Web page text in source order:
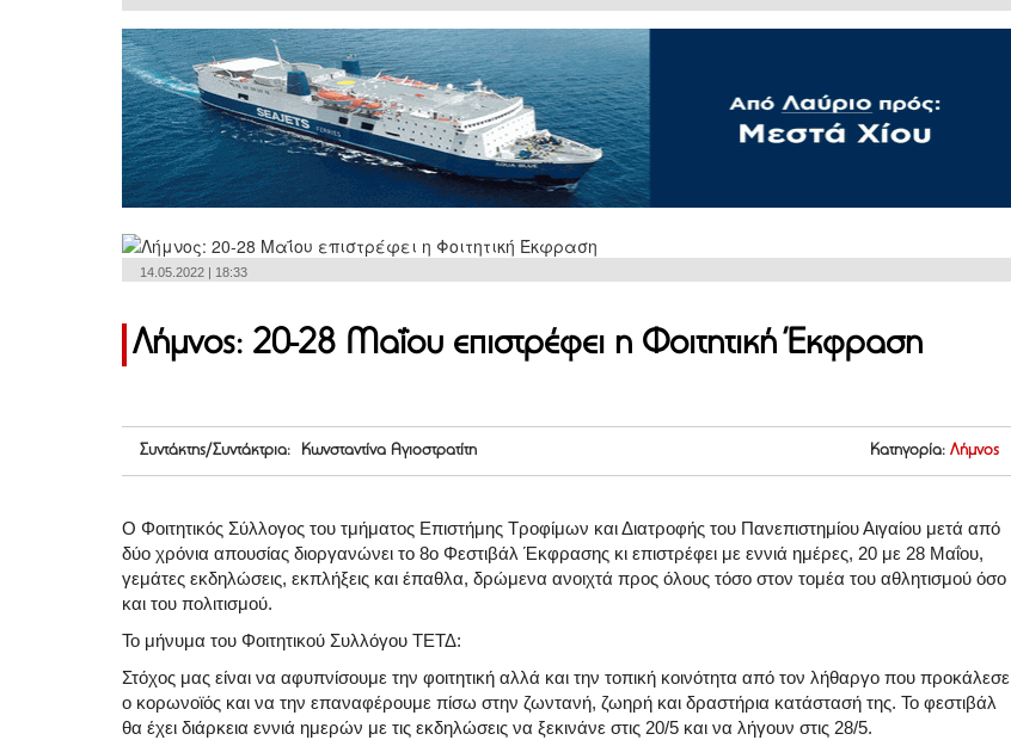
14.05.2022 | 18:33
Λήμνος: 20-28 Μαΐου επιστρέφει η Φοιτητική Έκφραση
Συντάκτης/Συντάκτρια: Κωνσταντίνα Αγιοστρατίτη Κατηγορία: Λήμνος
Ο Φοιτητικός Σύλλογος του τμήματος Επιστήμης Τροφίμων και Διατροφής του Πανεπιστημίου Αιγαίου μετά από
δύο χρόνια απουσίας διοργανώνει το 8ο Φεστιβάλ Έκφρασης κι επιστρέφει με εννιά ημέρες, 20 με 28 Μαΐου,
γεμάτες εκδηλώσεις, εκπλήξεις και έπαθλα, δρώμενα ανοιχτά προς όλους τόσο στον τομέα του αθλητισμού όσο
και του πολιτισμού.
Το μήνυμα του Φοιτητικού Συλλόγου ΤΕΤΔ:
Στόχος μας είναι να αφυπνίσουμε την φοιτητική αλλά και την τοπική κοινότητα από τον λήθαργο που προκάλεσε
ο κορωνοϊός και να την επαναφέρουμε πίσω στην ζωντανή, ζωηρή και δραστήρια κατάστασή της. Το φεστιβάλ
θα έχει διάρκεια εννιά ημερών με τις εκδηλώσεις να ξεκινάνε στις 20/5 και να λήγουν στις 28/5.